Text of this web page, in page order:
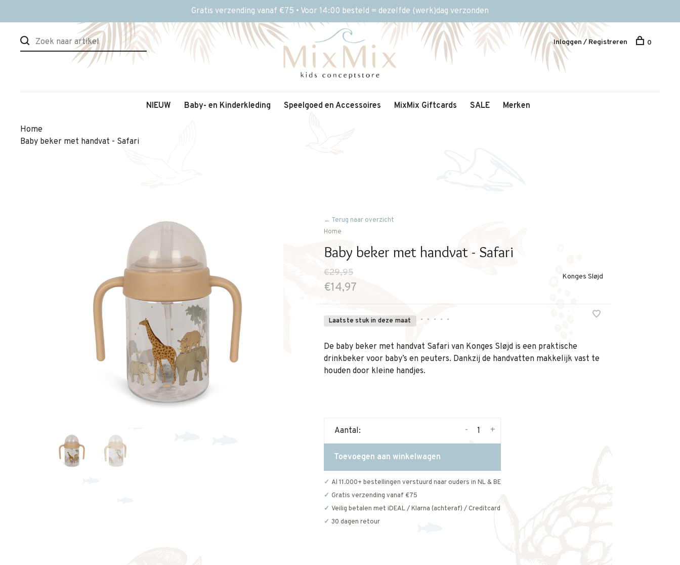
Gratis verzending vanaf €75 • Voor 14:00 besteld = dezelfde (werk)dag verzonden
NIEUW Baby- en Kinderkleding Speelgoed en Accessoires MixMix Giftcards SALE Merken
Inloggen / Registreren 0
Home
Baby beker met handvat - Safari
← Terug naar overzicht
Home
Baby beker met handvat - Safari
€29,95
€14,97
Konges Sløjd
Laatste stuk in deze maat • • • • •
De baby beker met handvat Safari van Konges Sløjd is een praktische
drinkbeker voor baby’s en peuters. Dankzij de handvatten makkelijk vast te
houden door kleine handjes.
Aantal: +
-
Toevoegen aan winkelwagen
Al 11.000+ bestellingen verstuurd naar ouders in NL & BE
Gratis verzending vanaf €75
Veilig betalen met iDEAL / Klarna (achteraf) / Creditcard
30 dagen retour